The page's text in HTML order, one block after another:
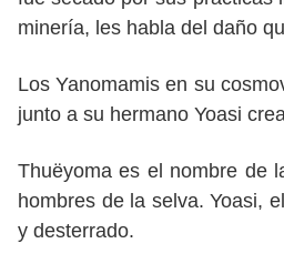
minería, les habla del daño
Los Yanomamis en su
junto a su hermano Yoasi
Thuëyoma es el nombre de
hombres de la selva. Yoasi,
y desterrado.